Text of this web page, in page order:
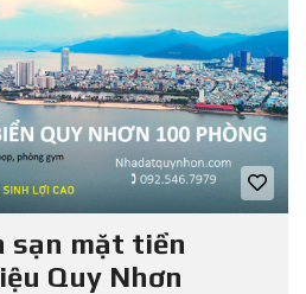
sạn mặt tiền
Quy Nhơn